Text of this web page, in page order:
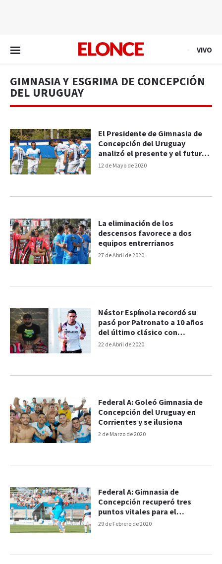
VIVO
GIMNASIA Y ESGRIMA DE CONCEPCIÓN
DEL URUGUAY
12 de Mayo de 2020
El Presidente de Gimnasia de
Concepción del Uruguay
analizó el presente y el futuro
del club
27 de Abril de 2020
La eliminación de los
descensos favorece a dos
equipos entrerrianos
22 de Abril de 2020
Néstor Espínola recordó su
pasó por Patronato a 10 años
del último clásico con
Gimnasia
2 de Marzo de 2020
Federal A: Goleó Gimnasia de
Concepción del Uruguay en
Corrientes y se ilusiona
29 de Febrero de 2020
Federal A: Gimnasia de
Concepción recuperó tres
puntos vitales para el
descenso